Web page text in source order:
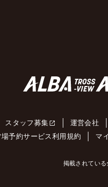
スタッフ募集 運営会社
場予約サービス利用規約
マ
掲載されてい